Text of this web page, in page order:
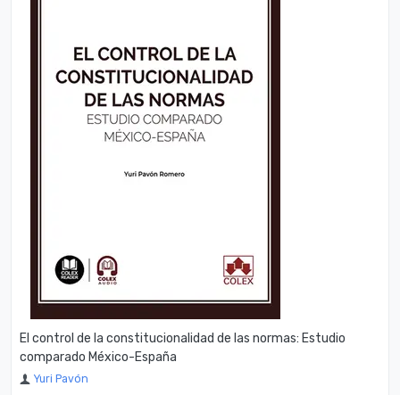
El control de la constitucionalidad de las normas: Estudio
comparado México-España
Yuri Pavón